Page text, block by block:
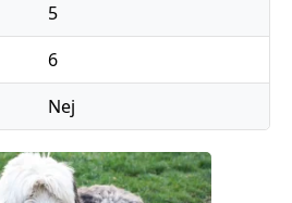
5
6
Nej